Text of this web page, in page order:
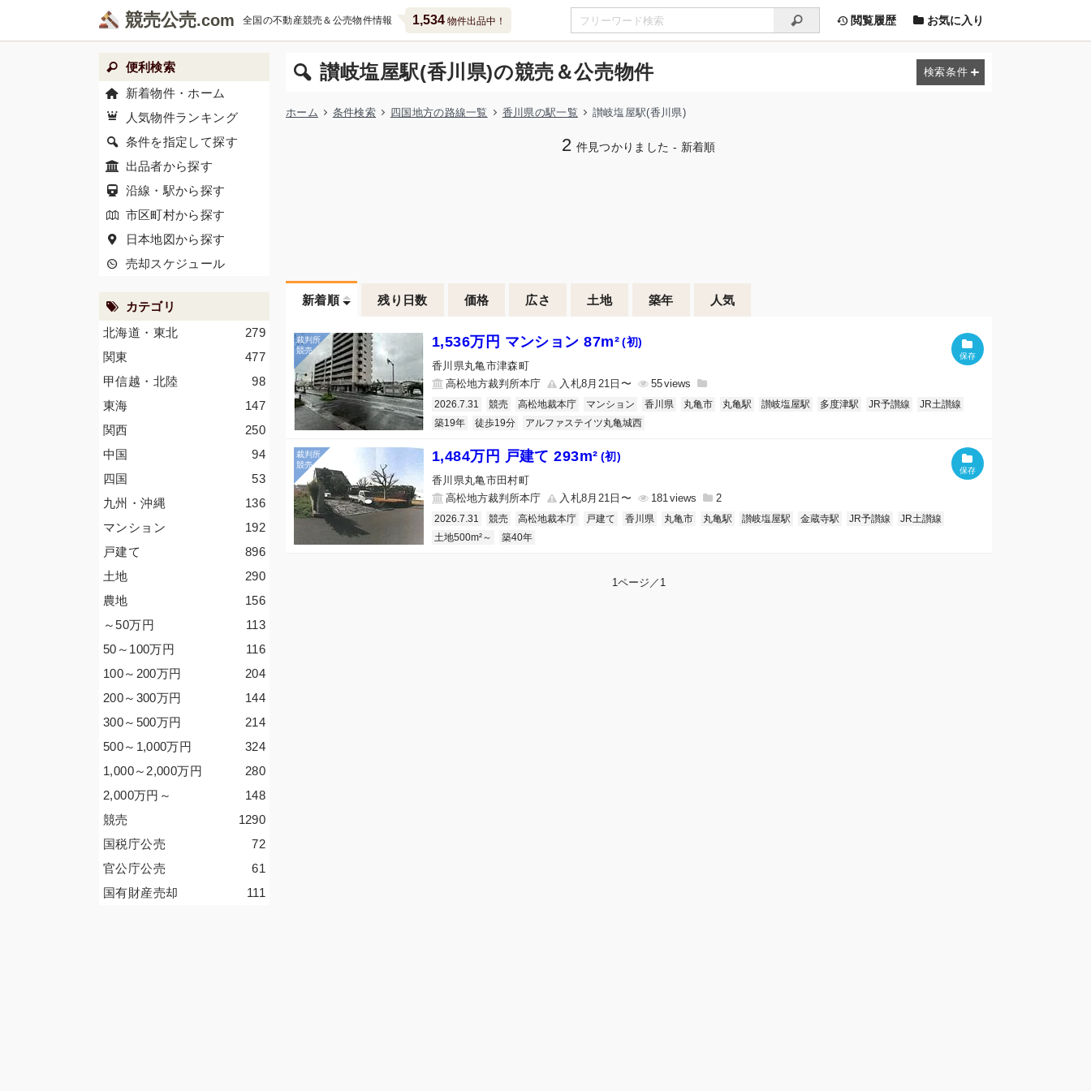
競売公売 全国の不動産競売＆公売物件情報 1,534物件出品中！ 閲覧履歴 お気に入り
讃岐塩屋駅(香川県)の競売＆公売物件
ホーム 条件検索 四国地方の路線一覧 香川県の駅一覧 讃岐塩屋駅(香川県)
2 件見つかりました - 新着順
新着順 残り日数 価格 広さ 土地 築年 人気
1,536万円 マンション 87m² (初)
香川県丸亀市津森町
高松地方裁判所本庁
入札8月21日〜 55
2026.7.31 競売 高松地裁本庁 マンション 香川県 丸亀市 丸亀駅 讃岐塩屋駅 多度津駅 JR予讃線
JR土讃線
築19年
徒歩19分 アルファステイツ丸亀城西
1,484万円 戸建て 293m² (初)
香川県丸亀市田村町
高松地方裁判所本庁
入札8月21日〜 181 2
2026.7.31 競売 高松地裁本庁 戸建て 香川県 丸亀市 丸亀駅 讃岐塩屋駅 金蔵寺駅 JR予讃線
JR土讃線
土地500m²～
築40年
1ページ／1
便利検索
新着物件・ホーム
人気物件ランキング
条件を指定して探す
出品者から探す
沿線・駅から探す
市区町村から探す
日本地図から探す
売却スケジュール
カテゴリ
279
北海道・東北
477
関東
98
甲信越・北陸
147
東海
250
関西
94
中国
53
四国
136
九州・沖縄
192
マンション
896
戸建て
290
土地
156
農地
113
～50万円
116
50～100万円
204
100～200万円
144
200～300万円
214
300～500万円
324
500～1,000万円
280
1,000～2,000万円
148
2,000万円 ～
1290
競売
72
国税庁公売
61
官公庁公売
111
国有財産売却